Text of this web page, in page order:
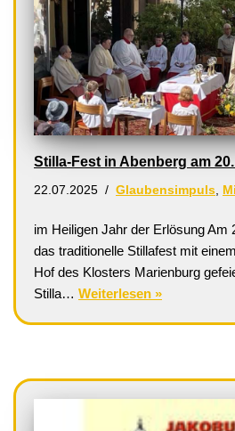
Stilla-Fest in Abenberg am
22.07.2025 Glaubensimpuls,
im Heiligen Jahr der Erlösung Am
das traditionelle Stillafest mit
Hof des Klosters Marienburg
Stilla… Weiterlesen »